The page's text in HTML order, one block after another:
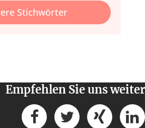
Stichwörter
Empfehlen Sie uns weiter